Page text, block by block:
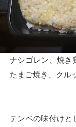
ナシゴレン、焼き
たまご焼き、クル
テンペの味付けと